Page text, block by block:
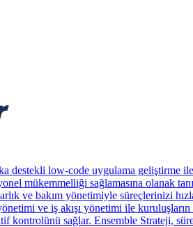
destekli low-code uygulama geliştirme ile
mükemmelliği sağlamasına olanak
ve bakım yönetimiyle süreçlerinizi
ve iş akışı yönetimi ile
kontrolünü sağlar. Ensemble Strateji,